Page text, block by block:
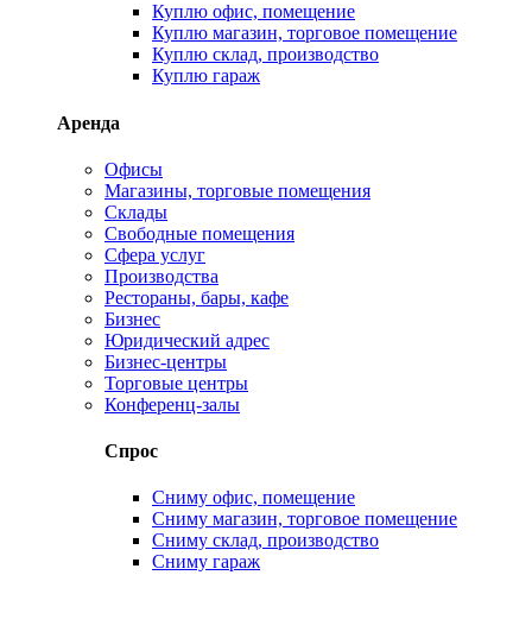
Куплю офис, помещение
Куплю магазин, торговое помещение
Куплю склад, производство
Куплю гараж
Аренда
Офисы
Магазины, торговые помещения
Склады
Свободные помещения
Сфера услуг
Производства
Рестораны, бары, кафе
Бизнес
Юридический адрес
Бизнес-центры
Торговые центры
Конференц-залы
Спрос
Сниму офис, помещение
Сниму магазин, торговое помещение
Сниму склад, производство
Сниму гараж